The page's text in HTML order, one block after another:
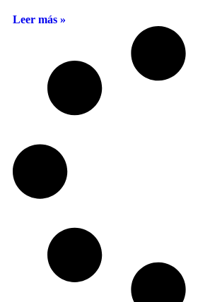
Leer más »